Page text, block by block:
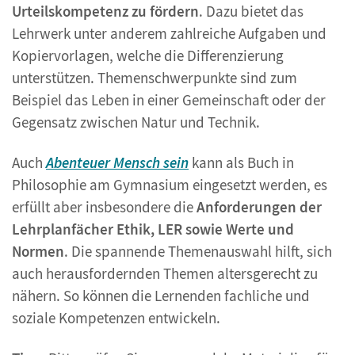
Urteilskompetenz zu fördern. Dazu bietet das
Lehrwerk unter anderem zahlreiche Aufgaben und
Kopiervorlagen, welche die Differenzierung
unterstützen. Themenschwerpunkte sind zum
Beispiel das Leben in einer Gemeinschaft oder der
Gegensatz zwischen Natur und Technik.
AuchAbenteuer Mensch sein kann als Buch in
Philosophie am Gymnasium eingesetzt werden, es
erfüllt aber insbesondere dieAnforderungen der
Lehrplanfächer Ethik, LER sowie Werte und
Normen. Die spannende Themenauswahl hilft, sich
auch herausfordernden Themen altersgerecht zu
nähern. So können die Lernenden fachliche und
soziale Kompetenzen entwickeln.